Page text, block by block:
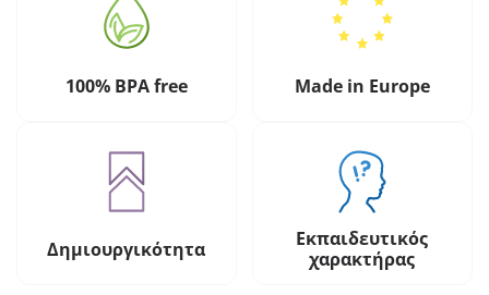
100% BPA free Made in Europe
Δημιουργικότητα
Εκπαιδευτικός
χαρακτήρας